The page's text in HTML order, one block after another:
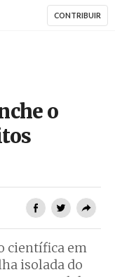
CONTRIBUIR
o
científica em
isolada do